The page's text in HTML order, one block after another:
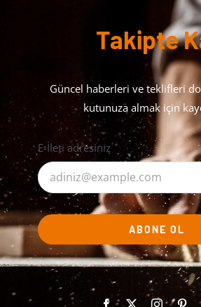
Takipte
Güncel haberleri ve teklifleri
kutunuza almak için
E-İleti adresiniz
ABONE OL